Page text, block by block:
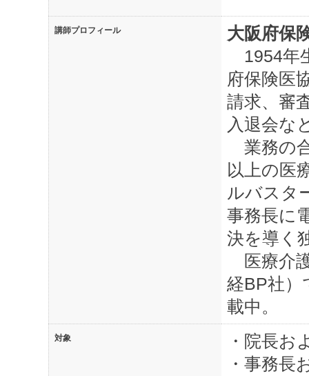
講師プロフィール
大阪府
1954年
府保険医
請求、審
入退会な
業務の
以上の医
ルバスタ
事務長に
決を導く
医療介
経BP社）
載中。
対象
・院長お
・事務長